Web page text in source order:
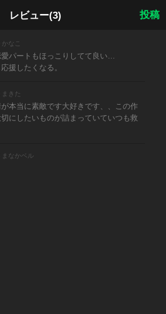
レビュー(3) 投稿
なこ
パートもほっこりしてて良い…
援したくなる。
きた
本当に素敵です大好きです、、この作
にしたいものが詰まっていていつも救
まなかベル